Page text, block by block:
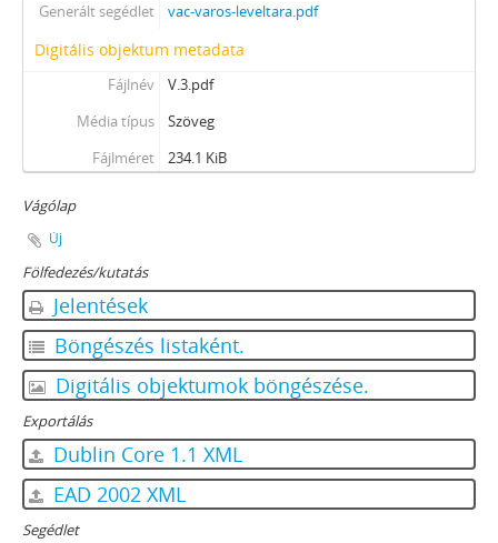
Generált segédlet vac-varos-leveltara.pdf
Digitális objektum metadata
Fájlnév
V.3.pdf
Média típus
Szöveg
Fájlméret
234.1 KiB
Vágólap
Új
Fölfedezés/kutatás
Jelentések
Böngészés listaként.
Digitális objektumok böngészése.
Exportálás
Dublin Core 1.1 XML
EAD 2002 XML
Segédlet